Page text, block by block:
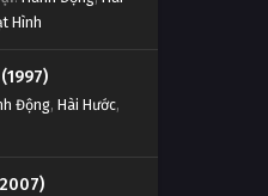
Hình
Động, Hài Hước,